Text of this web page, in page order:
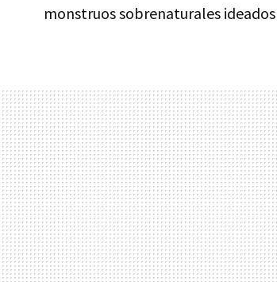
monstruos sobrenaturales